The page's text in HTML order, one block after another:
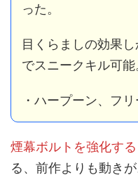
った。
目くらましの効果
でスニークキル可能
・ハープーン、フリ
煙幕ボルトを強化す
る、前作よりも動き